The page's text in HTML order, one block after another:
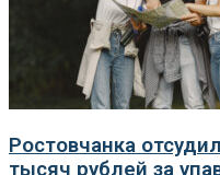
Ростовчанка
тысяч рублей за